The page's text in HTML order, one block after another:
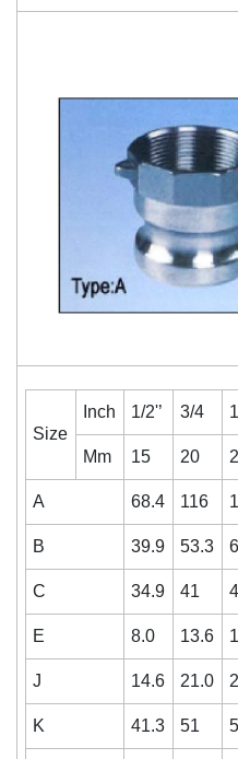
Size
Inch 1/2'’ 3/4 1
Mm 15 20
A 68.4 116
B 39.9 53.3
C 34.9 41
E 8.0 13.6
J 14.6 21.0
K 41.3 51